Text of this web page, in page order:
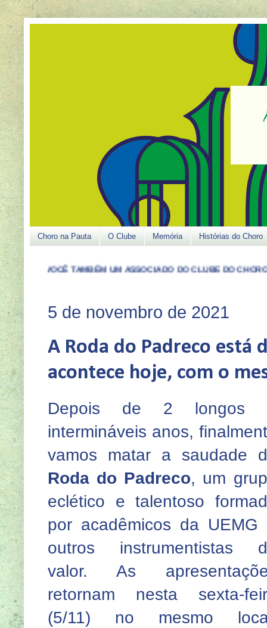
Choro na Pauta O Clube Memória Histórias do Choro
TAMBÉM UM ASSOCIADO DO CLUBE DO CHORO DE BH.
5 de novembro de 2021
A Roda do Padreco está
acontece hoje, com o
Depois de 2 longos
intermináveis anos,
vamos matar a saudade
Roda do Padreco, um
eclético e talentoso
por acadêmicos da UEMG
outros instrumentistas
valor. As
retornam nesta sexta-
(5/11) no mesmo